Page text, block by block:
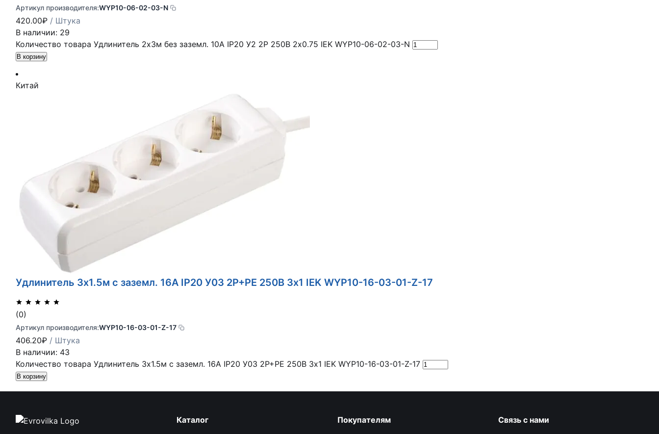
Артикул производителя:WYP10-06-02-03-N
420.00₽ / Штука
В наличии: 29
Количество товара Удлинитель 2х3м без заземл. 10А IP20 У2 2P 250В 2х0.75 IEK WYP10-06-02-03-N
В корзину
Китай
Удлинитель 3х1.5м с заземл. 16А IP20 У03 2P+PE 250В 3х1 IEK WYP10-16-03-01-Z-17
(0)
Артикул производителя:WYP10-16-03-01-Z-17
406.20₽ / Штука
В наличии: 43
Количество товара Удлинитель 3х1.5м с заземл. 16А IP20 У03 2P+PE 250В 3х1 IEK WYP10-16-03-01-Z-17
В корзину
Каталог Покупателям Связь с нами